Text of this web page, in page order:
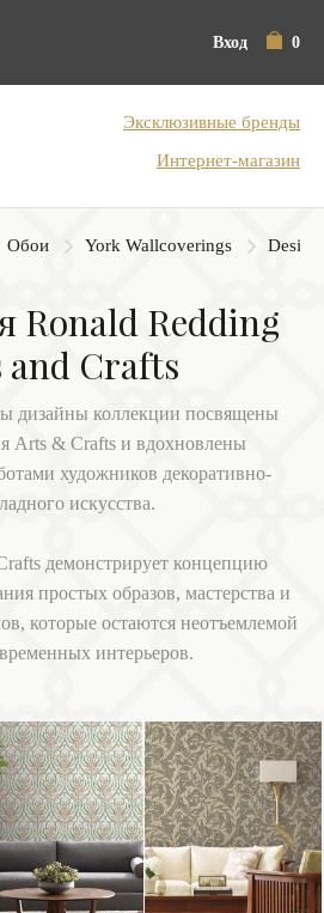
Вход 0
Эксклюзивные бренды
Интернет-магазин
Обои York Wallcoverings
Ronald Redding
Crafts
дизайны коллекции посвящены
Arts & Crafts и вдохновлены
художников декоративно-
искусства.
демонстрирует концепцию
простых образов, мастерства и
которые остаются неотъемлемой
интерьеров.
Next